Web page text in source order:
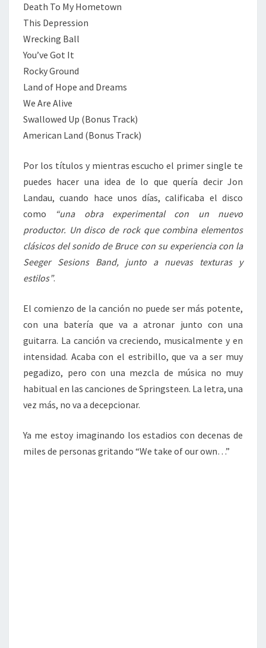
Death To My Hometown
This Depression
Wrecking Ball
You’ve Got It
Rocky Ground
Land of Hope and Dreams
We Are Alive
Swallowed Up (Bonus Track)
American Land (Bonus Track)
Por los títulos y mientras escucho el primer single te
puedes hacer una idea de lo que quería decir Jon
Landau, cuando hace unos días, calificaba el disco
como
“una obra experimental con un nuevo
productor. Un disco de rock que combina elementos
clásicos del sonido de Bruce con su experiencia con la
Seeger Sesions Band, junto a nuevas texturas y
estilos”.
El comienzo de la canción no puede ser más potente,
con una batería que va a atronar junto con una
guitarra. La canción va creciendo, musicalmente y en
intensidad. Acaba con el estribillo, que va a ser muy
pegadizo, pero con una mezcla de música no muy
habitual en las canciones de Springsteen. La letra, una
vez más, no va a decepcionar.
Ya me estoy imaginando los estadios con decenas de
miles de personas gritando “We take of our own…”